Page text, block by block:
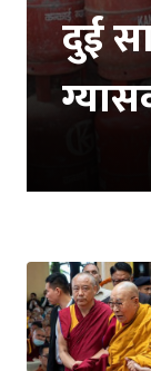
दुई